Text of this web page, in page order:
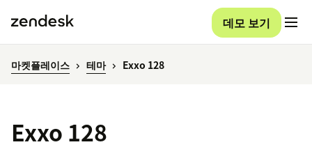
데모 보기
마켓플레이스 테마 Exxo 128
Exxo 128